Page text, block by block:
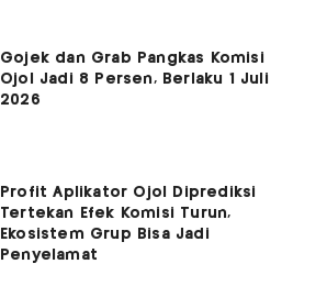
Gojek dan Grab Pangkas Komisi
Ojol Jadi 8 Persen, Berlaku 1 Juli
2026
Profit Aplikator Ojol Diprediksi
Tertekan Efek Komisi Turun,
Ekosistem Grup Bisa Jadi
Penyelamat